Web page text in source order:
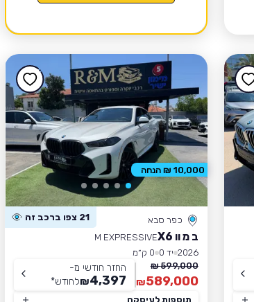
כפר סבא 21 צפו ברכב זה
ב מ וו X6
M EXPRESSIVE
2026 יד 0
0 ק״מ
599,000 ₪
589,000
₪
החזר חודשי מ-
4,397
₪לחודש*
תוספות לעיסקה
10,000 ₪ הנחה